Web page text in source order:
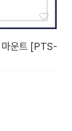
마운트 [PTS-